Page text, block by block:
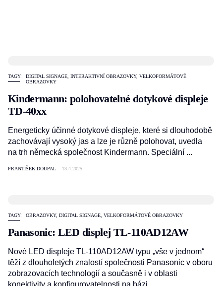
TAGY: DIGITAL SIGNAGE INTERAKTIVNÍ OBRAZOVKY, VELKOFORMÁTOVÉ
OBRAZOVKY
Kindermann: polohovatelné dotykové displeje
TD-40xx
Energeticky účinné dotykové displeje, které si dlouhodobě
zachovávají vysoký jas a lze je různě polohovat, uvedla
na trh německá společnost Kindermann. Speciální ...
FRANTIŠEK DOUPAL 13.4.2025
TAGY: OBRAZOVKY, DIGITAL SIGNAGE VELKOFORMÁTOVÉ OBRAZOVKY
Panasonic: LED displej TL-110AD12AW
Nové LED displeje TL-110AD12AW typu „vše v jednom“
těží z dlouholetých znalostí společnosti Panasonic v oboru
zobrazovacích technologií a současně i v oblasti
konektivity a konfigurovatelnosti na bázi ...